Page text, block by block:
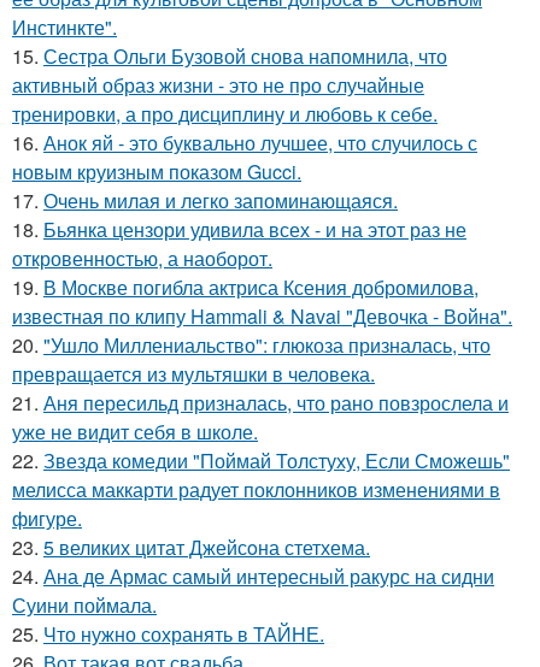
Инстинкте".
15. Сестра Ольги Бузовой снова напомнила, что
активный образ жизни - это не про случайные
тренировки, а про дисциплину и любовь к себе.
16. Анок яй - это буквально лучшее, что случилось с
новым круизным показом Gucci.
17. Очень милая и легко запоминающаяся.
18. Бьянка цензори удивила всех - и на этот раз не
откровенностью, а наоборот.
19. В Москве погибла актриса Ксения добромилова,
известная по клипу Hammali & Navai "Девочка - Война".
20. "Ушло Миллениальство": глюкоза призналась, что
превращается из мультяшки в человека.
21. Аня пересильд призналась, что рано повзрослела и
уже не видит себя в школе.
22. Звезда комедии "Поймай Толстуху, Если Сможешь"
мелисса маккарти радует поклонников изменениями в
фигуре.
23. 5 великих цитат Джейсoна стетхема.
24. Ана де Армас самый интересный ракурс на сидни
Суини поймала.
25. Что нужно сохранять в ТАЙНЕ.